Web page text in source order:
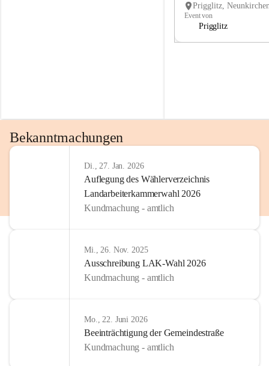
Event von
Prigglitz
Bekanntmachungen
Di., 27. Jan. 2026
Auflegung des Wählerverzeichnis
Landarbeiterkammerwahl 2026
Kundmachung - amtlich
Mi., 26. Nov. 2025
Ausschreibung LAK-Wahl 2026
Kundmachung - amtlich
Mo., 22. Juni 2026
Beeinträchtigung der Gemeindestraße
Kundmachung - amtlich